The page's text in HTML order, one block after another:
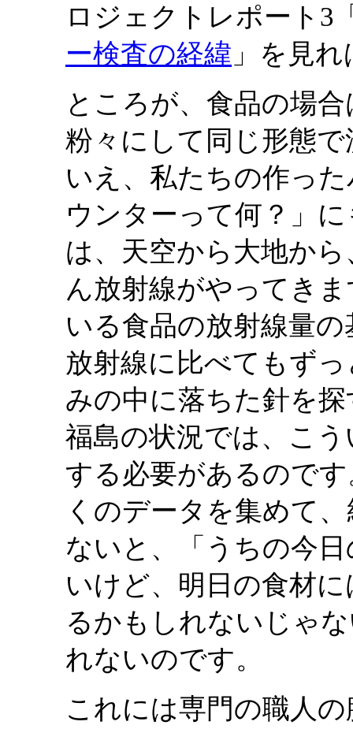
ロジェクトレポート3
ー検査の経緯 」を見
ところが、食品の場
粉々にして同じ形態
いえ、私たちの作っ
ウンターって何？」
は、天空から大地か
ん放射線がやってき
いる食品の放射線量
放射線に比べてもず
みの中に落ちた針を
福島の状況では、こ
する必要があるので
くのデータを集めて
ないと、「うちの今
いけど、明日の食材
るかもしれないじゃ
れないのです。
これには専門の職人